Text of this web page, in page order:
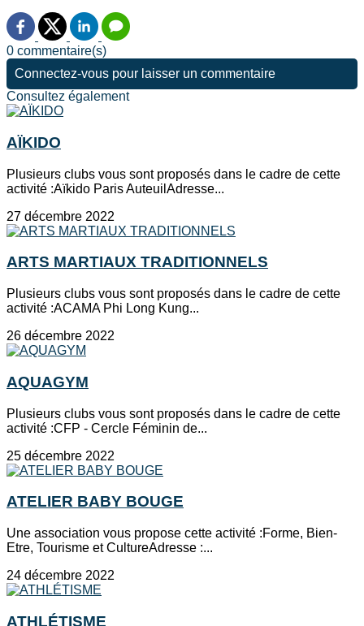
0 commentaire(s)
Connectez-vous pour laisser un commentaire
Consultez également
AÏKIDO
Plusieurs clubs vous sont proposés dans le cadre de cette
activité :Aïkido Paris AuteuilAdresse...
27 décembre 2022
ARTS MARTIAUX TRADITIONNELS
Plusieurs clubs vous sont proposés dans le cadre de cette
activité :ACAMA Phi Long Kung...
26 décembre 2022
AQUAGYM
Plusieurs clubs vous sont proposés dans le cadre de cette
activité :CFP - Cercle Féminin de...
25 décembre 2022
ATELIER BABY BOUGE
Une association vous propose cette activité :Forme, Bien-
Etre, Tourisme et CultureAdresse :...
24 décembre 2022
ATHLÉTISME